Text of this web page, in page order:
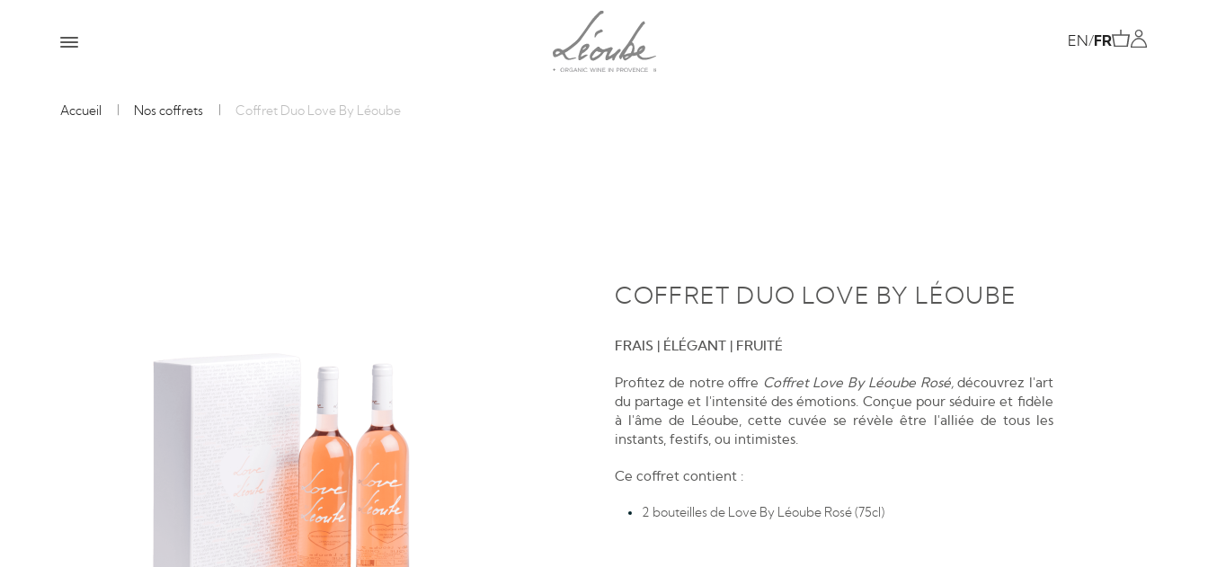
EN/FR
Accueil Nos coffrets Coffret Duo Love By Léoube
COFFRET DUO LOVE BY LÉOUBE
FRAIS | ÉLÉGANT | FRUITÉ
Profitez de notre offre Coffret Love By Léoube Rosé,découvrez l'art
du partage et l'intensité des émotions. Conçue pour séduire et fidèle
à l'âme de Léoube, cette cuvée se révèle être l'alliée de tous les
instants, festifs, ou intimistes.
Ce coffret contient :
2 bouteilles de Love By Léoube Rosé (75cl)